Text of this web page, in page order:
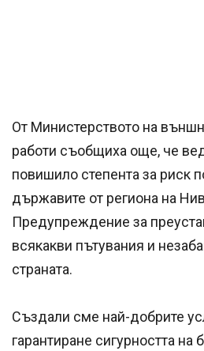
От Министерството на
работи съобщиха още, че
повишило степента за риск
държавите от региона на
Предупреждение за
всякакви пътувания и
страната.
Създали сме най-добрите
гарантиране сигурността на